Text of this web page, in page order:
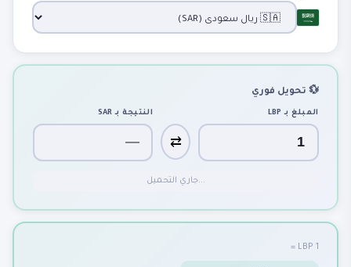
💱 تحويل فوري
المبلغ بـ LBP
⇄
النتيجة بـ SAR
جاري التحميل...
1 LBP =